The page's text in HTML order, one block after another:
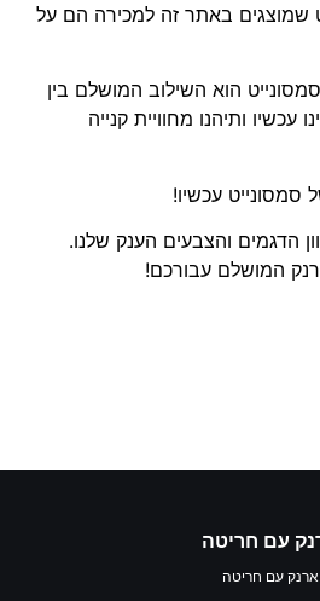
שמוצגים באתר זה למכירה הם על
הוא השילוב המושלם בין
עכשיו ותיהנו מחוויית קנייה
סמסונייט עכשיו!
הדגמים והצבעים הענק שלנו.
המושלם עבורכם!
עם חריטה
ארנק עם חריטה